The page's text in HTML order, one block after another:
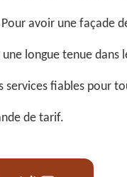
avoir une façade
longue tenue dans
services fiables pour
de tarif.